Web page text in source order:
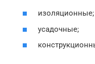
изоляционные;
усадочные;